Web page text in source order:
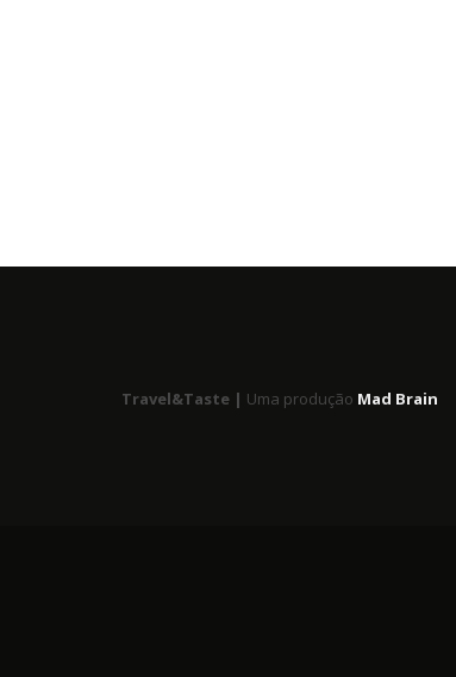
Travel&Taste | Uma produção Mad Brain